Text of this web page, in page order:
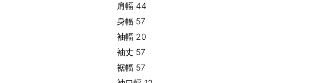
肩幅 44
身幅 57
袖幅 20
袖丈 57
裾幅 57